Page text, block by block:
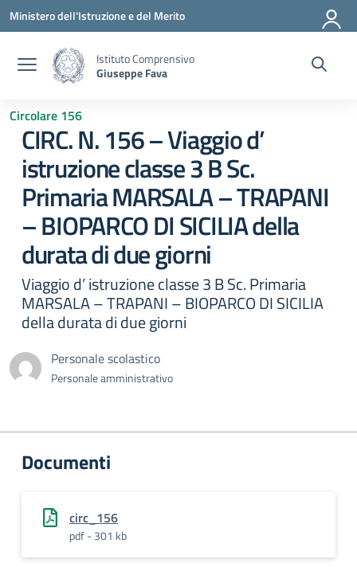
Vai ai contenuti
Vai al menu di navigazione
Vai al footer
Ministero dell'Istruzione e del Merito
Istituto Comprensivo
Giuseppe Fava
Circolare 156
CIRC. N. 156 – Viaggio d’
istruzione classe 3 B Sc.
Primaria MARSALA – TRAPANI
– BIOPARCO DI SICILIA della
durata di due giorni
Viaggio d’ istruzione classe 3 B Sc. Primaria
MARSALA – TRAPANI – BIOPARCO DI SICILIA
della durata di due giorni
Personale scolastico
Personale amministrativo
Documenti
circ_156
pdf - 301 kb